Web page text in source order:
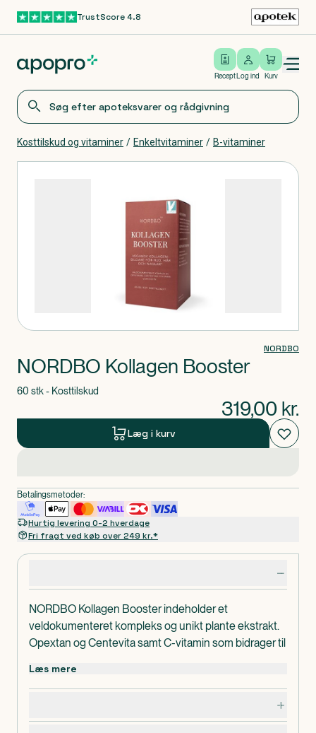
Gå til hovedindholdTrustScore 4.8
Recept
Log ind
Log ind Kurv
Open/close menu
Kosttilskud og vitaminer / Enkeltvitaminer / B-vitaminer
NORDBO Kollagen Booster indeholder et
veldokumenteret kompleks og unikt plante ekstrakt.
Opextan og Centevita samt C-vitamin som bidrager til
Biotin er tilsat for at bibeholde normalt hår, hud og
negle. NORDBO Kollagen Booster er 100%
Læs mere
NORDBO
NORDBO Kollagen Booster
60 stk - Kosttilskud
319,00 kr.
Læg i kurv
Betalingsmetoder:
Hurtig levering 0-2 hverdage
Fri fragt ved køb over 249 kr.*